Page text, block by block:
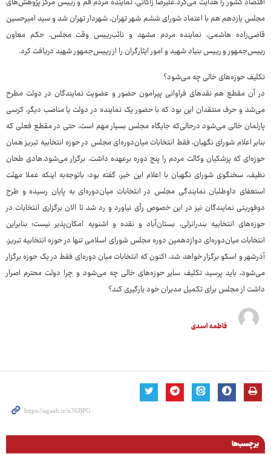
مجلس یازدهم هم با اعتماد شورای ششم شهر تهران، شهردار تهران شد و سید امیرحسین
قاضی‌زاده هاشمی، نماینده مردم مشهد و نائب‌رییس وقت مجلس، حکم معاون
رییس‌جمهور و رییس بنیاد شهید و امور ایثارگران را از رییس‌جمهور شهید دریافت کرد.
تکلیف حوزه‌های خالی چه می‌شود؟
در آن مقطع هم نقدهای فراوانی پیرامون حضور و عضویت نمایندگان در دولت مطرح
می‌شد و حرف منتقدان این بود که با حضور یک نماینده در دولت یا مناصب دیگر، کرسی
پارلمان خالی می‌شود درحالی‌که جایگاه مجلس بسیار مهم است، حتی در مقطع فعلی که
بنابر اعلام شورای نگهبان، فقط انتخابات میان‌دوره‌ای مجلس در حوزه انتخابیه تبریز همان
حوزه‌ای که پزشکیان وکالت مردم را پنج دوره برعهده داشت، برگزار می‌شود.هادی طحان
نظیف، سخنگوی شورای نگهبان با اعلام این خبر، گفته بود: باتوجه‌به اینکه عملا مهلت
استعفای داوطلبان نمایندگی مجلس در انتخابات میان‌دوره‌ای به پایان رسیده و طرح
دوفوریتی نمایندگان نیز در این خصوص رأی نیاورد و رد شد تا الان برگزاری انتخابات در
حوزه‌های انتخابیه بندرانزلی، بستان‌آباد و نقده و اشنویه امکان‌پذیر نیست؛ بنابراین
انتخابات میان‌دوره‌ای دوازدهمین دوره مجلس شورای اسلامی تنها در حوزه انتخابیه تبریز،
آذرشهر و اسکو برگزار خواهد شد. اکنون که انتخابات میان دوره‌ای فقط در یک حوزه برگزار
می‌شود، باید پرسید تکلیف سایر حوزه‌های خالی چه می‌شود و چرا دولت محترم اصرار
داشت از مجلس برای تکمیل مدیران خود یارگیری کند؟
فاطمه اسدی
برچسب‌ها